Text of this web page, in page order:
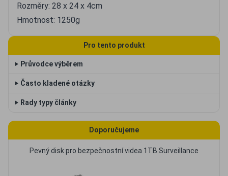
Rozměry: 28 x 24 x 4cm
Hmotnost: 1250g
Pro tento produkt
‣ Průvodce výběrem
‣ Často kladené otázky
‣ Rady typy články
Doporučujeme
Pevný disk pro bezpečnostní videa 1TB Surveillance